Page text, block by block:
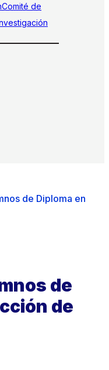
Comité de
de Diploma en
de
de